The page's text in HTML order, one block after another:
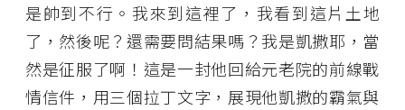
是帥到不行。我來到這裡了，我看到這片土地
了，然後呢？還需要問結果嗎？我是凱撒耶，當
然是征服了啊！這是一封他回給元老院的前線戰
情信件，用三個拉丁文字，展現他凱撒的霸氣與